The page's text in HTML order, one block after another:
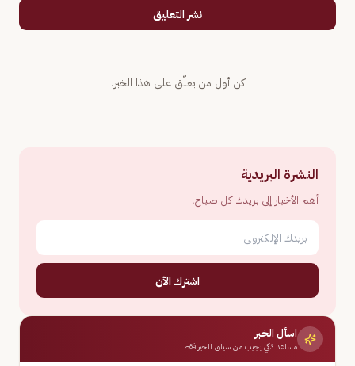
نشر التعليق
كن أول من يعلّق على هذا الخبر.
النشرة البريدية
أهم الأخبار إلى بريدك كل صباح.
اشترك الآن
اسأل الخبر
مساعد ذكي يجيب من سياق الخبر فقط